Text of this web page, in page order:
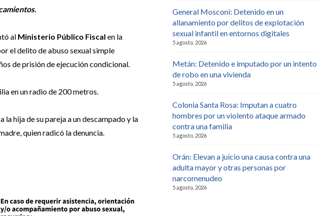
al Ministerio Público Fiscal en la
el delito de abuso sexual simple
de prisión de ejecución condicional.
en un radio de 200 metros.
hija de su pareja a un descampado y la
quien radicó la denuncia.
General Mosconi: Detenido en un
allanamiento por delitos de explotación
sexual infantil en entornos digitales
5 agosto, 2026
Metán: Detenido e imputado por un intento
de robo en una vivienda
5 agosto, 2026
Colonia Santa Rosa: Imputan a cuatro
hombres por un violento ataque armado
contra una familia
5 agosto, 2026
Orán: Elevan a juicio una causa contra una
adulta mayor y otras personas por
narcomenudeo
5 agosto, 2026